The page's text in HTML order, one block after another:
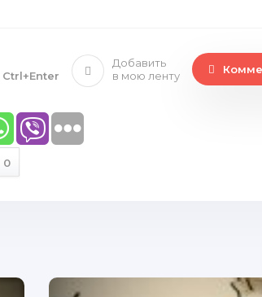
Ctrl+Enter
Добавить
в мою ленту
0